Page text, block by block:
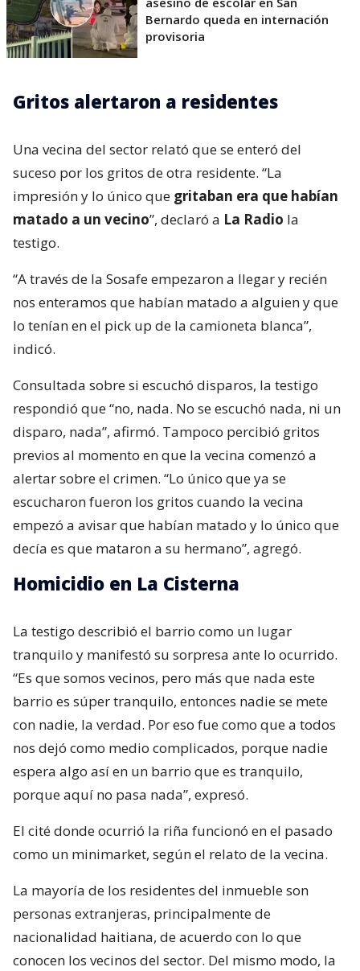
Bernardo queda en internación
provisoria
Gritos alertaron a residentes
Una vecina del sector relató que se enteró del
suceso por los gritos de otra residente. “La
impresión y lo único que gritaban era que habían
matado a un vecino”, declaró a La Radio la
testigo.
“A través de la Sosafe empezaron a llegar y recién
nos enteramos que habían matado a alguien y que
lo tenían en el pick up de la camioneta blanca”,
indicó.
Consultada sobre si escuchó disparos, la testigo
respondió que “no, nada. No se escuchó nada, ni un
disparo, nada”, afirmó. Tampoco percibió gritos
previos al momento en que la vecina comenzó a
alertar sobre el crimen. “Lo único que ya se
escucharon fueron los gritos cuando la vecina
empezó a avisar que habían matado y lo único que
decía es que mataron a su hermano”, agregó.
Homicidio en La Cisterna
La testigo describió el barrio como un lugar
tranquilo y manifestó su sorpresa ante lo ocurrido.
“Es que somos vecinos, pero más que nada este
barrio es súper tranquilo, entonces nadie se mete
con nadie, la verdad. Por eso fue como que a todos
nos dejó como medio complicados, porque nadie
espera algo así en un barrio que es tranquilo,
porque aquí no pasa nada”, expresó.
El cité donde ocurrió la riña funcionó en el pasado
como un minimarket, según el relato de la vecina.
La mayoría de los residentes del inmueble son
personas extranjeras, principalmente de
nacionalidad haitiana, de acuerdo con lo que
conocen los vecinos del sector. Del mismo modo, la